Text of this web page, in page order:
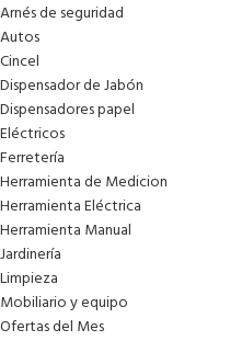
Arnés de seguridad
Autos
Cincel
Dispensador de Jabón
Dispensadores papel
Eléctricos
Ferretería
Herramienta de Medicion
Herramienta Eléctrica
Herramienta Manual
Jardinería
Limpieza
Mobiliario y equipo
Ofertas del Mes